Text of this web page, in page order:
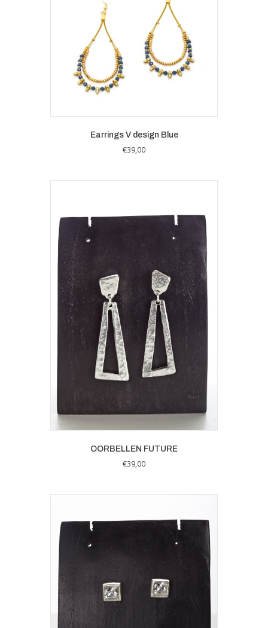
Earrings V design Blue
€39,00
OORBELLEN FUTURE
€39,00